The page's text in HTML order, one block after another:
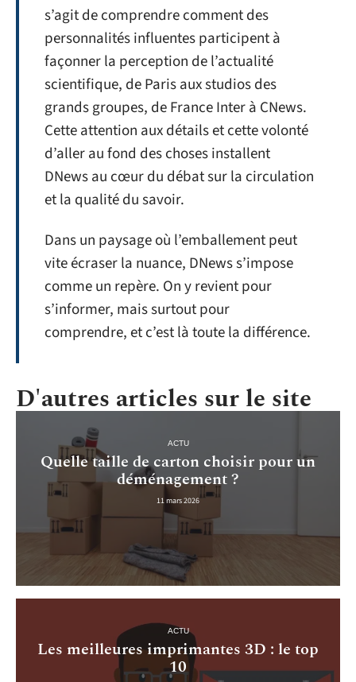
s’agit de comprendre comment des
personnalités influentes participent à
façonner la perception de l’actualité
scientifique, de Paris aux studios des
grands groupes, de France Inter à CNews.
Cette attention aux détails et cette volonté
d’aller au fond des choses installent
DNews au cœur du débat sur la circulation
et la qualité du savoir.
Dans un paysage où l’emballement peut
vite écraser la nuance, DNews s’impose
comme un repère. On y revient pour
s’informer, mais surtout pour
comprendre, et c’est là toute la différence.
D'autres articles sur le site
ACTU
Quelle taille de carton choisir pour un
déménagement ?
11 mars 2026
ACTU
Les meilleures imprimantes 3D : le top
10